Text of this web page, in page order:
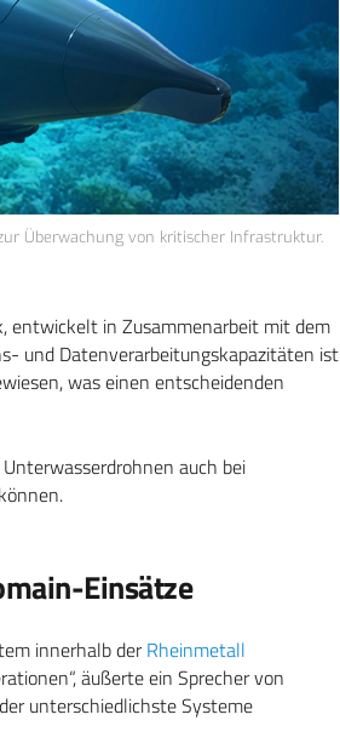
Überwachung von kritischer Infrastruktur.
entwickelt in Zusammenarbeit mit dem
und Datenverarbeitungskapazitäten ist
was einen entscheidenden
auch bei
Einsätze
innerhalb derRheinmetall
äußerte ein Sprecher von
unterschiedlichste Systeme